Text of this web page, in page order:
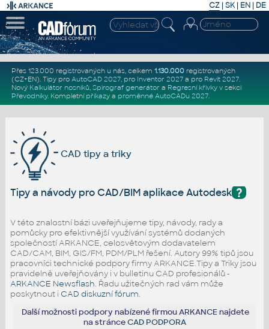
CZ | SK| EN | DE
Přes 123.000 registrovaných u nás, celkem 1.130.000registrovaných
(CZ+EN). Tipy pro AutoCAD 2027, pro Inventor 2027a pro Revit 2027.
Nový Kalkulátor nosníků, Spirograf generátor a Regresní křivkyv sekci
Převodníky. Kompletní příkazya proměnné AutoCADu 2027.
CAD tipy a triky
?
Tipy a návody pro CAD/BIM aplikace Autodesk
V této znalostní bázi uveřejňujeme tipy, návody, rady a
pomůcky pro efektivnější využívání systémů dodaných
společností ARKANCE, celosvětovým dodavatelem
CAD/CAM, BIM, GIS/FM, PDM/PLM řešení. Autory 99% tipů jsou
pracovníci technické podpory firmy ARKANCE.Tipy a Triky jsou
pravidelně uveřejňovány i v bulletinu CAD profesionálů -
ARKANCE Newsflash. Řadu užitečných rad vám může
poskytnout i CAD diskuzní fórum.
Další možnosti podpory nabízené firmou ARKANCE najdete
na stránceCAD PODPORA